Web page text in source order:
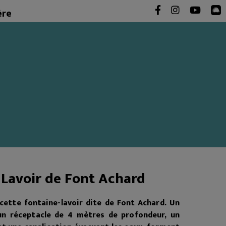
de Font Achard
fontaine-lavoir dite de Font Achard. Un
réceptacle de 4 mètres de profondeur, un